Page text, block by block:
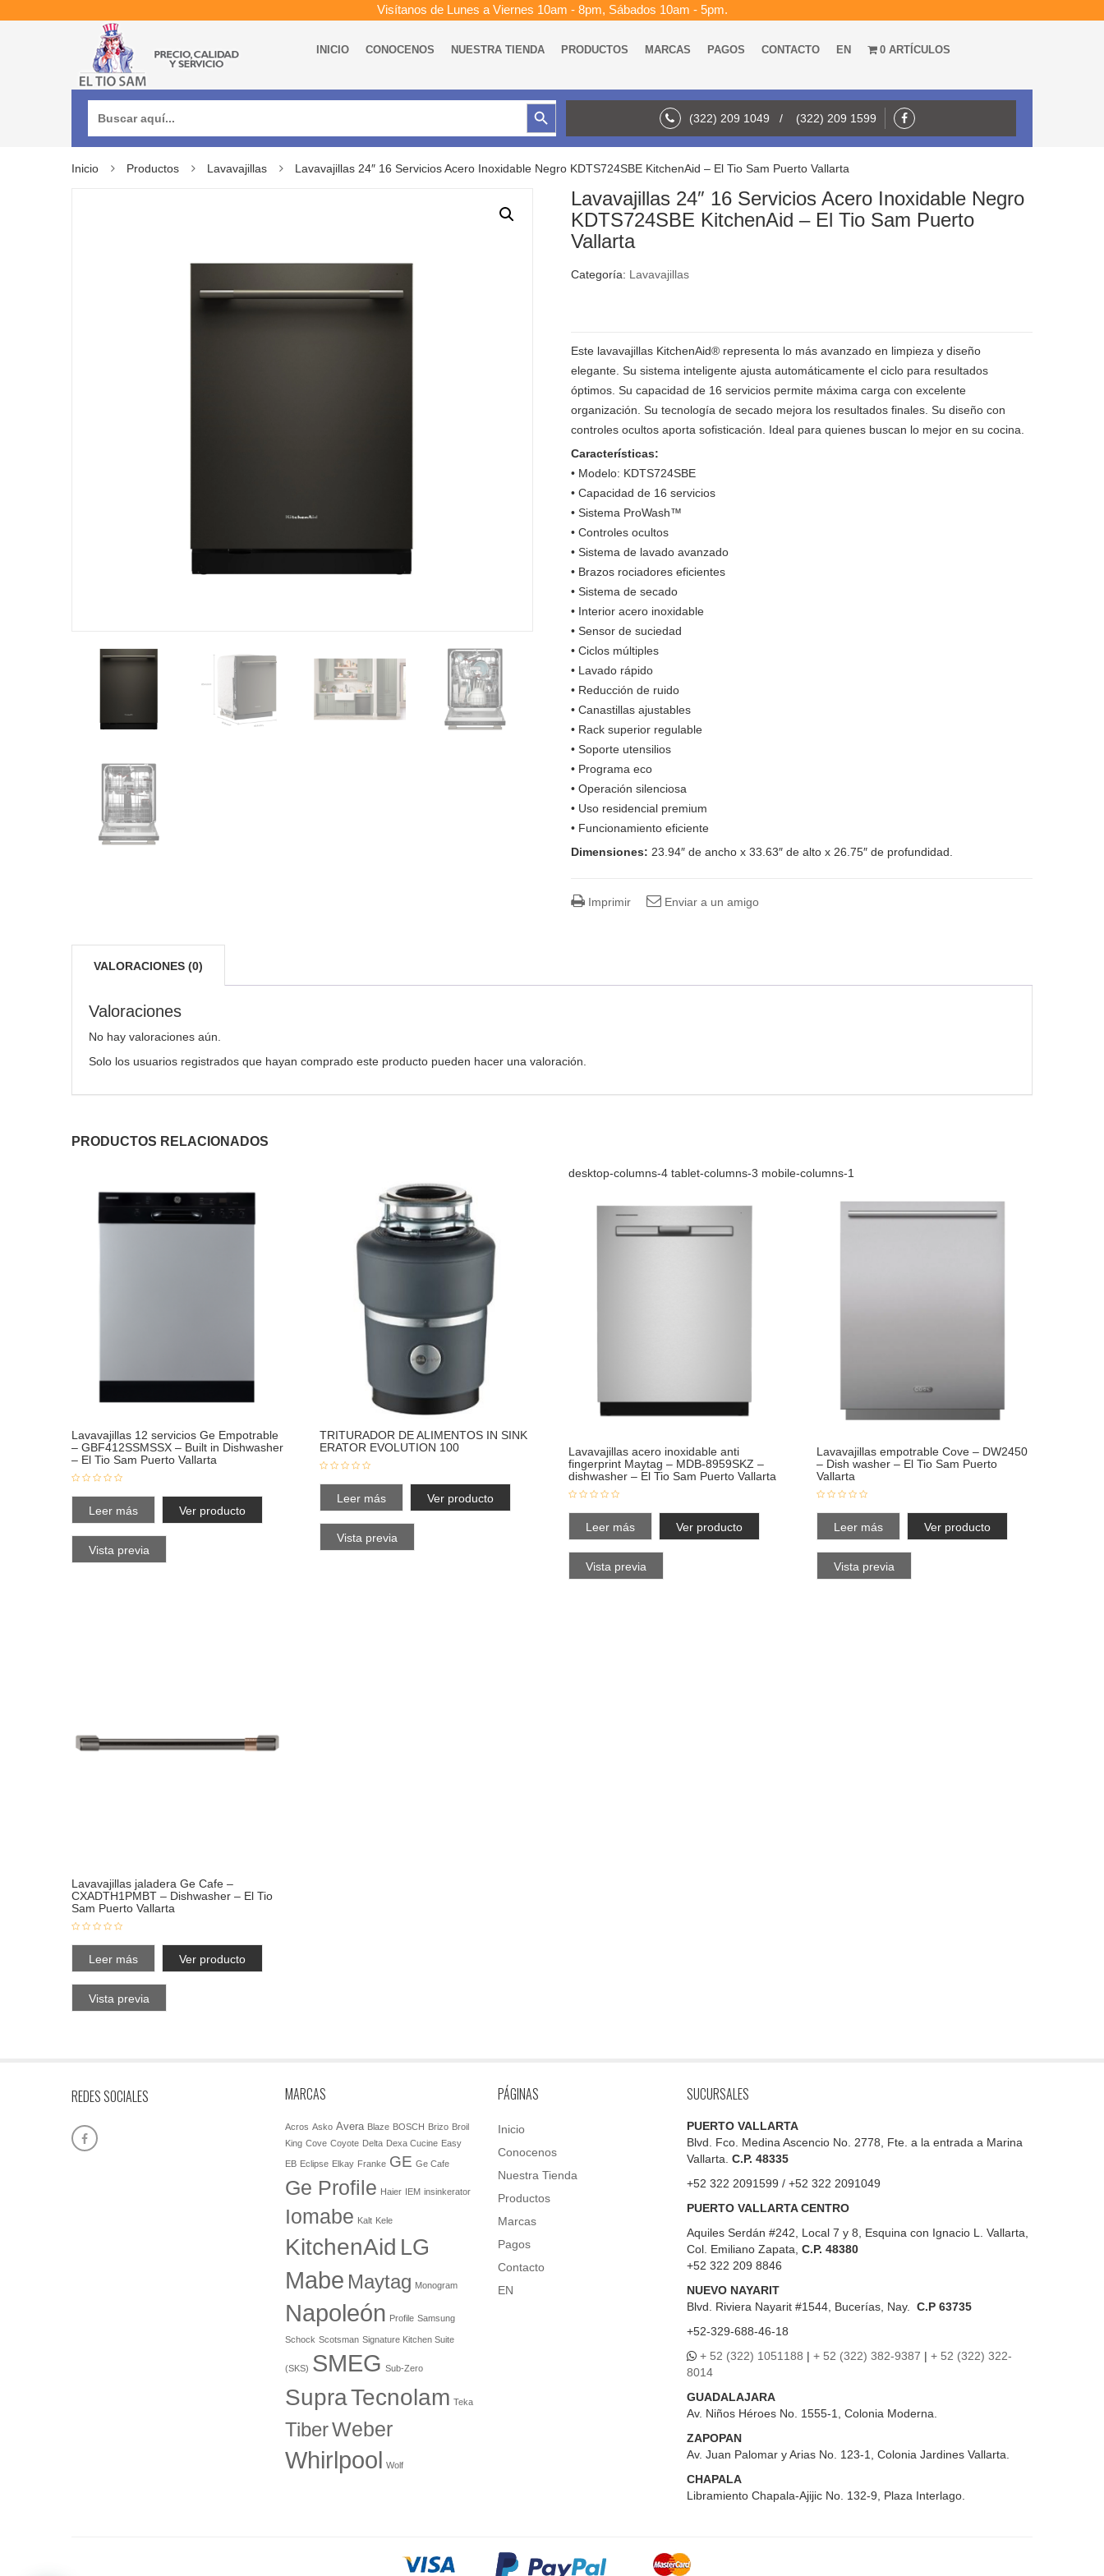
Visítanos de Lunes a Viernes 10am - 8pm, Sábados 10am - 5pm.
INICIO CONOCENOS NUESTRA TIENDA PRODUCTOS MARCAS PAGOS CONTACTO EN 0 ARTÍCULOS
Botón de búsqueda
(322) 209 1049 / (322) 209 1599
Inicio Productos Lavavajillas Lavavajillas 24″ 16 Servicios Acero Inoxidable Negro KDTS724SBE KitchenAid – El Tio Sam Puerto Vallarta
Lavavajillas 24″ 16 Servicios Acero Inoxidable Negro
KDTS724SBE KitchenAid – El Tio Sam Puerto
Vallarta
Categoría: Lavavajillas
Este lavavajillas KitchenAid® representa lo más avanzado en limpieza y diseño
elegante. Su sistema inteligente ajusta automáticamente el ciclo para resultados
óptimos. Su capacidad de 16 servicios permite máxima carga con excelente
organización. Su tecnología de secado mejora los resultados finales. Su diseño con
controles ocultos aporta sofisticación. Ideal para quienes buscan lo mejor en su cocina.
Características:
• Modelo: KDTS724SBE
• Capacidad de 16 servicios
• Sistema ProWash™
• Controles ocultos
• Sistema de lavado avanzado
• Brazos rociadores eficientes
• Sistema de secado
• Interior acero inoxidable
• Sensor de suciedad
• Ciclos múltiples
• Lavado rápido
• Reducción de ruido
• Canastillas ajustables
• Rack superior regulable
• Soporte utensilios
• Programa eco
• Operación silenciosa
• Uso residencial premium
• Funcionamiento eficiente
Dimensiones: 23.94″ de ancho x 33.63″ de alto x 26.75″ de profundidad.
Imprimir Enviar a un amigo
VALORACIONES (0)
Valoraciones
No hay valoraciones aún.
Solo los usuarios registrados que hayan comprado este producto pueden hacer una valoración.
PRODUCTOS RELACIONADOS
desktop-columns-4 tablet-columns-3 mobile-columns-1
Lavavajillas 12 servicios Ge Empotrable
– GBF412SSMSSX – Built in Dishwasher
– El Tio Sam Puerto Vallarta
Leer más Ver producto
Vista previa
TRITURADOR DE ALIMENTOS IN SINK
ERATOR EVOLUTION 100
Leer más Ver producto
Vista previa
Lavavajillas acero inoxidable anti
fingerprint Maytag – MDB-8959SKZ –
dishwasher – El Tio Sam Puerto Vallarta
Leer más Ver producto
Vista previa
Lavavajillas empotrable Cove – DW2450
– Dish washer – El Tio Sam Puerto
Vallarta
Leer más Ver producto
Vista previa
Lavavajillas jaladera Ge Cafe –
CXADTH1PMBT – Dishwasher – El Tio
Sam Puerto Vallarta
Leer más Ver producto
Vista previa
REDES SOCIALES MARCAS
Acros Asko Avera Blaze BOSCH Brizo Broil
King Cove Coyote Delta Dexa Cucine Easy
EB Eclipse Elkay Franke GE Ge Cafe
Ge Profile Haier IEM insinkerator
Iomabe Kalt Kele
KitchenAid LG
Mabe Maytag Monogram
Napoleón Profile Samsung
Schock Scotsman Signature Kitchen Suite
(SKS) SMEG Sub-Zero
SupraTecnolam Teka
TiberWeber
Whirlpool Wolf
PÁGINAS
Inicio
Conocenos
Nuestra Tienda
Productos
Marcas
Pagos
Contacto
EN
SUCURSALES
PUERTO VALLARTA
Blvd. Fco. Medina Ascencio No. 2778, Fte. a la entrada a Marina
Vallarta. C.P. 48335
+52 322 2091599 / +52 322 2091049
PUERTO VALLARTA CENTRO
Aquiles Serdán #242, Local 7 y 8, Esquina con Ignacio L. Vallarta,
Col. Emiliano Zapata, C.P. 48380
+52 322 209 8846
NUEVO NAYARIT
Blvd. Riviera Nayarit #1544, Bucerías, Nay. C.P 63735
+52-329-688-46-18
+ 52 (322) 1051188 | + 52 (322) 382-9387 | + 52 (322) 322-
8014
GUADALAJARA
Av. Niños Héroes No. 1555-1, Colonia Moderna.
ZAPOPAN
Av. Juan Palomar y Arias No. 123-1, Colonia Jardines Vallarta.
CHAPALA
Libramiento Chapala-Ajijic No. 132-9, Plaza Interlago.